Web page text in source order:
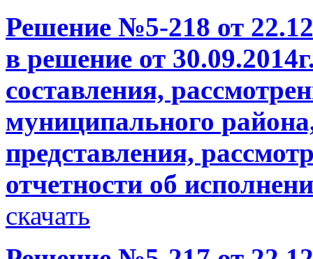
Решение №5-218 от
в решение от
составления,
муниципального
представления,
отчетности об
скачать